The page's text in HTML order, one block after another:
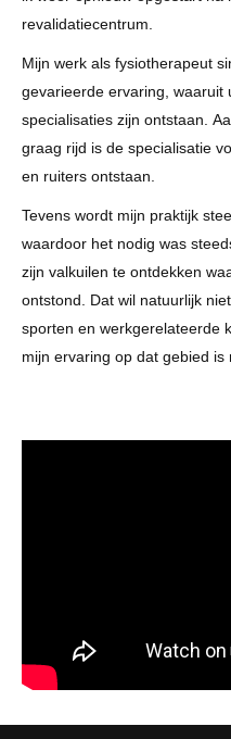
revalidatiecentrum.
Mijn werk als fysiotherapeut
gevarieerde ervaring, waaruit
specialisaties zijn ontstaan.
graag rijd is de specialisatie
en ruiters ontstaan.
Tevens wordt mijn praktijk
waardoor het nodig was
zijn valkuilen te ontdekken
ontstond. Dat wil natuurlijk
sporten en werkgerelateerde
mijn ervaring op dat gebied is